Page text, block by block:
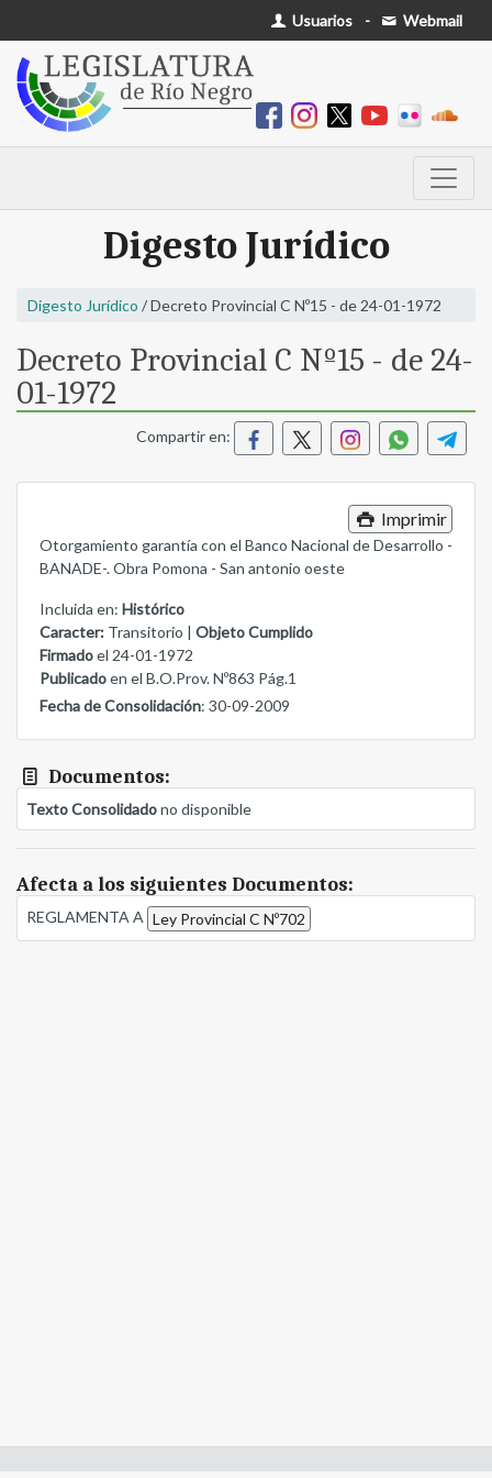
Usuarios - Webmail
Digesto Jurídico
Digesto Jurídico / Decreto Provincial C Nº15 - de 24-01-1972
Decreto Provincial C Nº15 - de 24-
01-1972
Compartir en:
Imprimir
Otorgamiento garantía con el Banco Nacional de Desarrollo -
BANADE-. Obra Pomona - San antonio oeste
Incluida en: Histórico
Caracter: Transitorio | Objeto Cumplido
Firmadoel 24-01-1972
Publicadoen el B.O.Prov. Nº863 Pág.1
Fecha de Consolidación: 30-09-2009
Documentos:
Texto Consolidadono disponible
Afecta a los siguientes Documentos:
REGLAMENTA A Ley Provincial C Nº702